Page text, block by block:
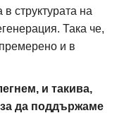
структурата на
Така че,
и в
и такива,
да поддържаме